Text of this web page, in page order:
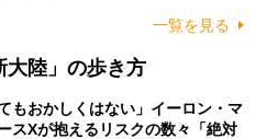
一覧を見る
大陸」の歩き方
もおかしくはない」イーロン・マ
スXが抱えるリスクの数々「絶対